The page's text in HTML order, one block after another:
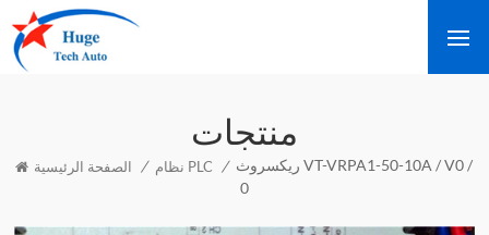
منتجات
الصفحة الرئيسية / نظام PLC / ريكسروث VT-VRPA1-50-10A / V0 /
0